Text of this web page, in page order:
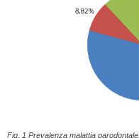
Fig. 1 Prevalenza malattia parodontale.